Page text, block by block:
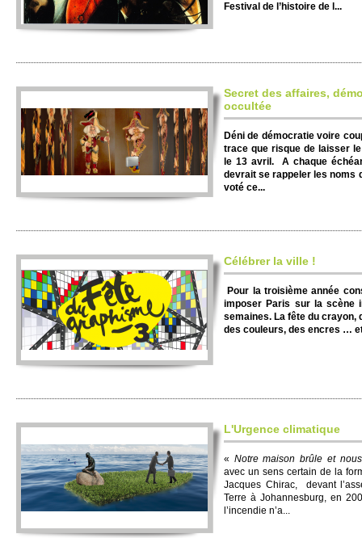
Festival de l’histoire de l...
Secret des affaires,
occultée
Déni de démocratie voire
trace que risque de laisser
le 13 avril. A chaque
devrait se rappeler les noms
voté ce...
Célébrer la ville !
Pour la troisième année
imposer Paris sur la scène
semaines.La fête du crayon,
des couleurs, des encres …
L'Urgence climatique
« Notre maison brûle et
avec un sens certain de la
Jacques Chirac, devant
Terre à Johannesburg, en
l’incendie n’a...